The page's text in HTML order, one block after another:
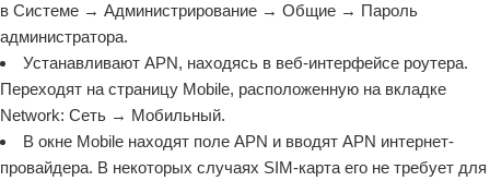
в Системе → Администрирование → Общие → Пароль
администратора.
Устанавливают APN, находясь в веб-интерфейсе роутера.
Переходят на страницу Mobile, расположенную на вкладке
Network: Сеть → Мобильный.
В окне Mobile находят поле APN и вводят APN интернет-
провайдера. В некоторых случаях SIM-карта его не требует для